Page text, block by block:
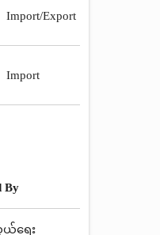
Import/Export
Import
By
ရေး